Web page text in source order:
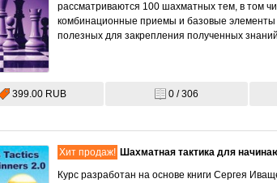
рассматриваются 100 шахматных тем, в том
комбинационные приемы и базовые элементы
полезных для закрепления полученных
399.00 RUB 0 / 306
Хит продаж! Шахматная тактика для
Курс разработан на основе книги Сергея